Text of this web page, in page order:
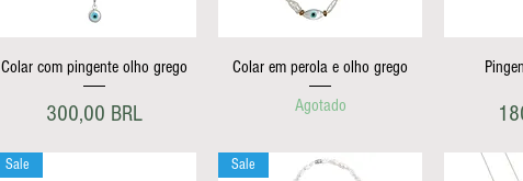
Vista rápida
Colar com pingente olho grego
Precio
300,00 BRL
Vista rápida
Colar em perola e olho grego
Agotado
Sale Sale